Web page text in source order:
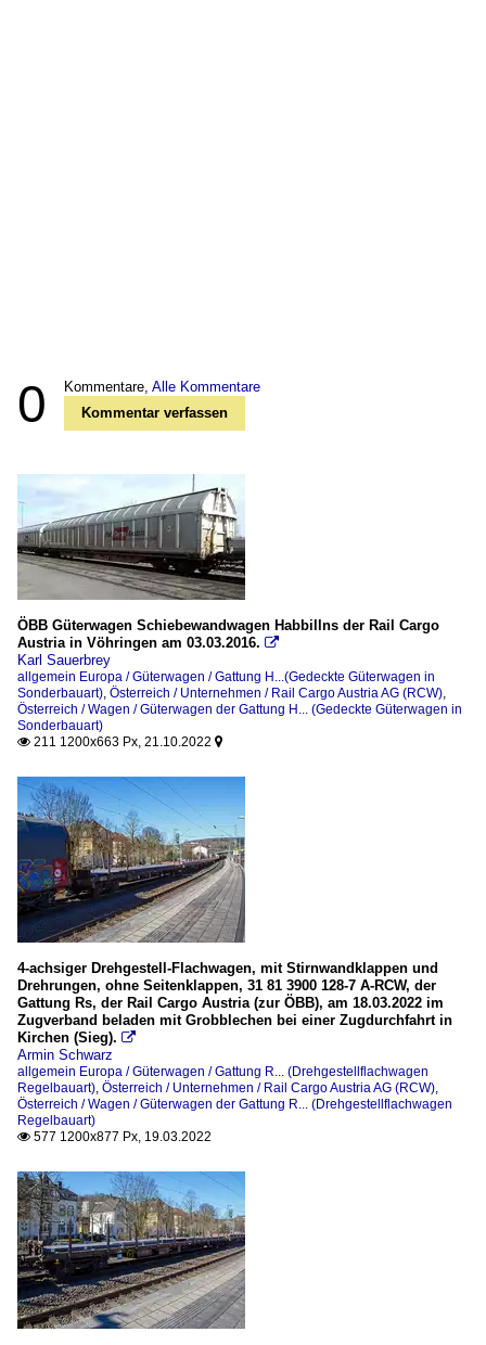
0 Kommentare, Alle Kommentare
Kommentar verfassen
ÖBB Güterwagen Schiebewandwagen Habbillns der Rail Cargo
Austria in Vöhringen am 03.03.2016. 
Karl Sauerbrey
allgemein Europa / Güterwagen / Gattung H...(Gedeckte Güterwagen in
Sonderbauart), Österreich / Unternehmen / Rail Cargo Austria AG (RCW),
Österreich / Wagen / Güterwagen der Gattung H... (Gedeckte Güterwagen in
Sonderbauart)
 211 1200x663 Px, 21.10.2022 
4-achsiger Drehgestell-Flachwagen, mit Stirnwandklappen und
Drehrungen, ohne Seitenklappen, 31 81 3900 128-7 A-RCW, der
Gattung Rs, der Rail Cargo Austria (zur ÖBB), am 18.03.2022 im
Zugverband beladen mit Grobblechen bei einer Zugdurchfahrt in
Kirchen (Sieg). 
Armin Schwarz
allgemein Europa / Güterwagen / Gattung R... (Drehgestellflachwagen
Regelbauart), Österreich / Unternehmen / Rail Cargo Austria AG (RCW),
Österreich / Wagen / Güterwagen der Gattung R... (Drehgestellflachwagen
Regelbauart)
 577 1200x877 Px, 19.03.2022